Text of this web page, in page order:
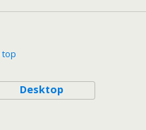
top
Desktop